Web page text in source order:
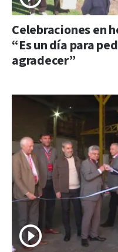
Celebraciones en
“Es un día para
agradecer”